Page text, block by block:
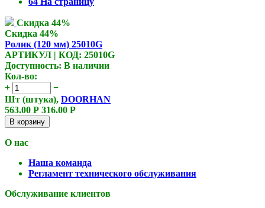
Скидка 44%
Скидка 44%
Ролик (120 мм) 25010G
АРТИКУЛ | КОД: 25010G
Доступность: В наличии
Кол-во:
+
−
Шт (штука), DOORHAN
563.00 Р 316.00 Р
В корзину
О нас
Наша команда
Регламент технического обслуживания
Обслуживание клиентов